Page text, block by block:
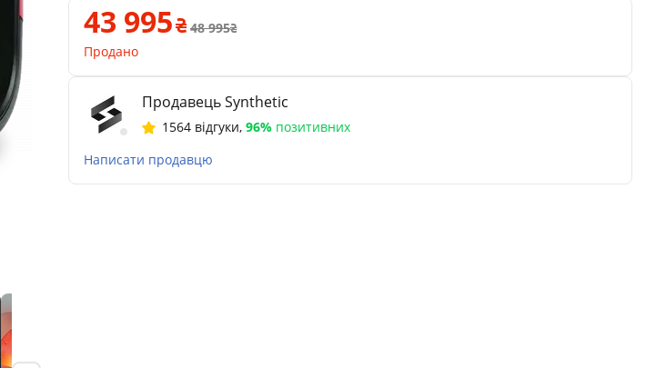
43 995
48 995
Продано
Продавець Synthetic
1564 відгуки, 96% позитивних
Написати продавцю